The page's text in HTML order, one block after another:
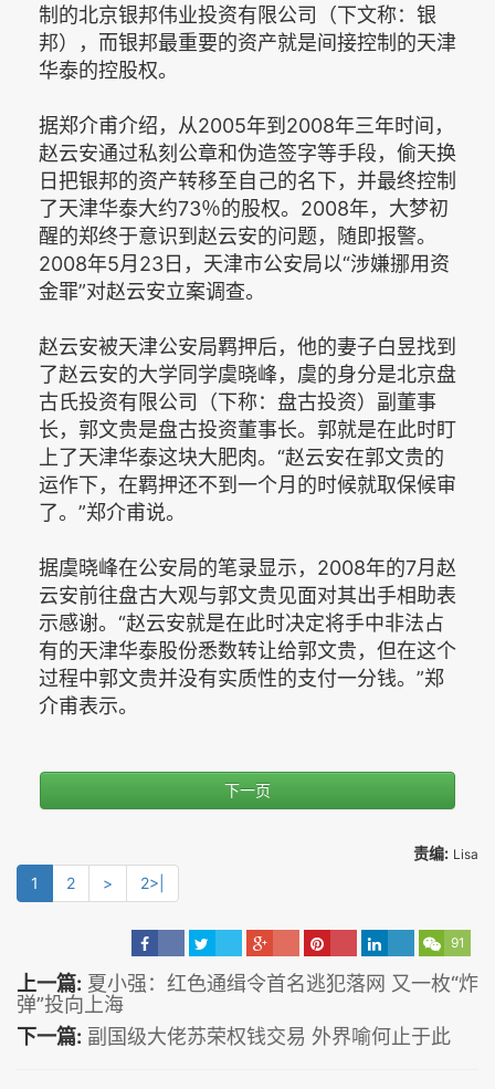
制的北京银邦伟业投资有限公司（下文称：银
邦），而银邦最重要的资产就是间接控制的天津
华泰的控股权。
据郑介甫介绍，从2005年到2008年三年时间，
赵云安通过私刻公章和伪造签字等手段，偷天换
日把银邦的资产转移至自己的名下，并最终控制
了天津华泰大约73％的股权。2008年，大梦初
醒的郑终于意识到赵云安的问题，随即报警。
2008年5月23日，天津市公安局以“涉嫌挪用资
金罪”对赵云安立案调查。
赵云安被天津公安局羁押后，他的妻子白昱找到
了赵云安的大学同学虞晓峰，虞的身分是北京盘
古氏投资有限公司（下称：盘古投资）副董事
长，郭文贵是盘古投资董事长。郭就是在此时盯
上了天津华泰这块大肥肉。“赵云安在郭文贵的
运作下，在羁押还不到一个月的时候就取保候审
了。”郑介甫说。
据虞晓峰在公安局的笔录显示，2008年的7月赵
云安前往盘古大观与郭文贵见面对其出手相助表
示感谢。“赵云安就是在此时决定将手中非法占
有的天津华泰股份悉数转让给郭文贵，但在这个
过程中郭文贵并没有实质性的支付一分钱。”郑
介甫表示。
下一页
1 2 > 2>|
责编: Lisa
91
上一篇: 夏小强：红色通缉令首名逃犯落网 又一枚“炸
弹”投向上海
下一篇: 副国级大佬苏荣权钱交易 外界喻何止于此